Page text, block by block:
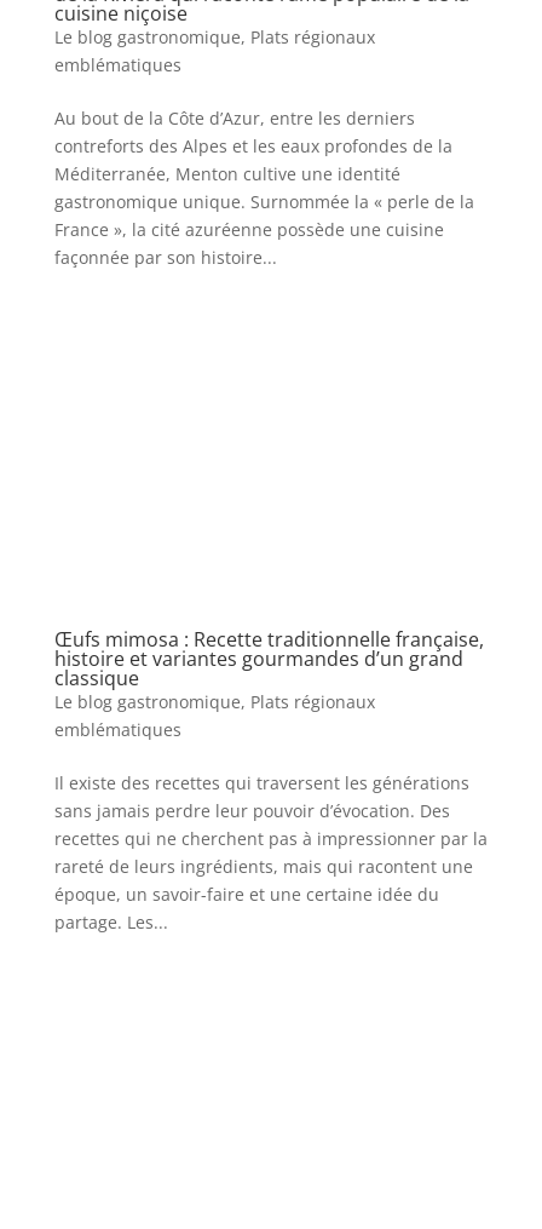
cuisine niçoise
Le blog gastronomique, Plats régionaux
emblématiques
Au bout de la Côte d’Azur, entre les derniers
contreforts des Alpes et les eaux profondes de la
Méditerranée, Menton cultive une identité
gastronomique unique. Surnommée la « perle de la
France », la cité azuréenne possède une cuisine
façonnée par son histoire...
Œufs mimosa : Recette traditionnelle française,
histoire et variantes gourmandes d’un grand
classique
Le blog gastronomique, Plats régionaux
emblématiques
Il existe des recettes qui traversent les générations
sans jamais perdre leur pouvoir d’évocation. Des
recettes qui ne cherchent pas à impressionner par la
rareté de leurs ingrédients, mais qui racontent une
époque, un savoir-faire et une certaine idée du
partage. Les...